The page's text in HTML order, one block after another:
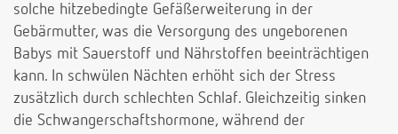
solche hitzebedingte Gefäßerweiterung in der
Gebärmutter, was die Versorgung des ungeborenen
Babys mit Sauerstoff und Nährstoffen beeinträchtigen
kann. In schwülen Nächten erhöht sich der Stress
zusätzlich durch schlechten Schlaf. Gleichzeitig sinken
die Schwangerschaftshormone, während der